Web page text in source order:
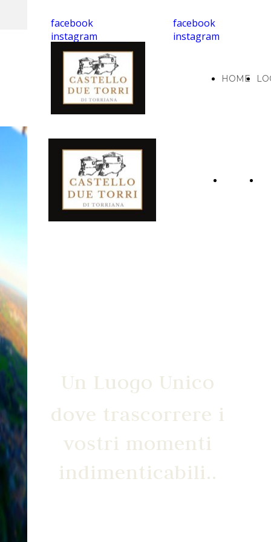
facebook
instagram
facebook
instagram
HOME
HOME
Un Luogo Unico
dove trascorrere i
vostri momenti
indimenticabili..